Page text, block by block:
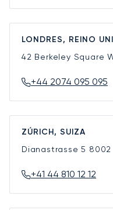
LONDRES, REINO
42 Berkeley Square
+44 2074 095 095
ZÚRICH, SUIZA
Dianastrasse 5 8002
+41 44 810 12 12